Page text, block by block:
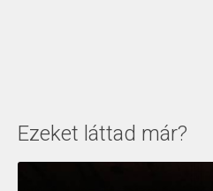
Ezeket láttad már?